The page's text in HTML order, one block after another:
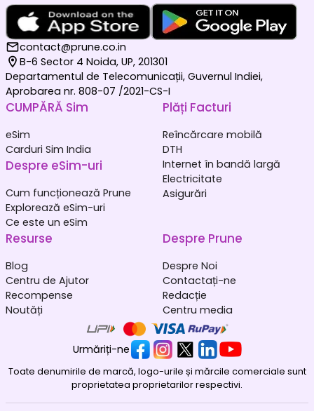
contact@prune.co.in
B-6 Sector 4 Noida, UP, 201301
Departamentul de Telecomunicații, Guvernul Indiei,
Aprobarea nr. 808-07 /2021-CS-I
CUMPĂRĂ Sim
eSim
Carduri Sim India
Despre eSim-uri
Cum funcționează Prune
Explorează eSim-uri
Ce este un eSim
Plăți Facturi
Reîncărcare mobilă
DTH
Internet în bandă largă
Electricitate
Asigurări
Resurse
Blog
Centru de Ajutor
Recompense
Noutăți
Despre Prune
Despre Noi
Contactați-ne
Redacție
Centru media
Urmăriți-ne
Toate denumirile de marcă, logo-urile și mărcile comerciale sunt
proprietatea proprietarilor respectivi.